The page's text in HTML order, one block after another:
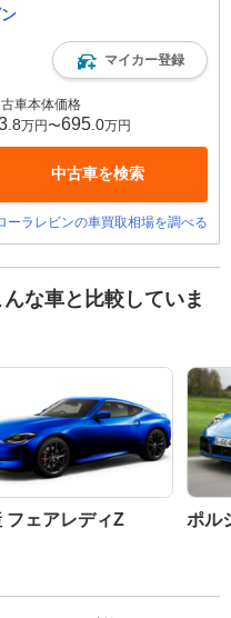
マイカー登録
車本体価格
.8万円〜695 .0万円
中古車を検索
ーラレビンの車買取相場を調べる
な車と比較していま
フェアレディZ ポル